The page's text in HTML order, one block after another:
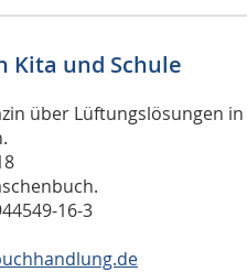
Kita und Schule
über Lüftungslösungen
16-3